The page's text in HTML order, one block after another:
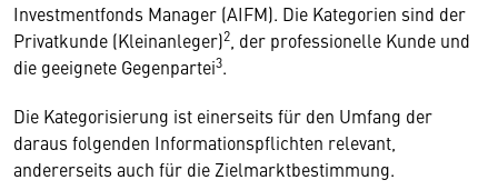
Investmentfonds Manager (AIFM). Die Kategorien sind der
Privatkunde (Kleinanleger)2 , der professionelle Kunde und
die geeignete Gegenpartei3.
Die Kategorisierung ist einerseits für den Umfang der
daraus folgenden Informationspflichten relevant,
andererseits auch für die Zielmarktbestimmung.